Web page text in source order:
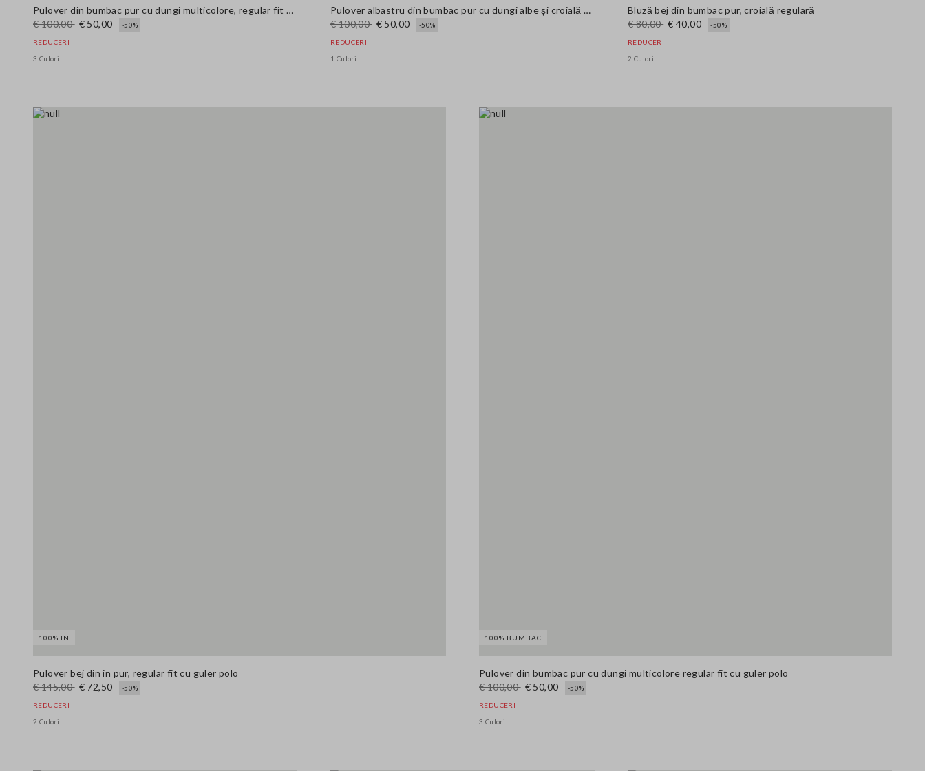
Pulover din bumbac pur cu dungi multicolore, regular fit cu guler polo
€ 100,00 € 50,00 -50%
REDUCERI
3 Culori
Pulover albastru din bumbac pur cu dungi albe și croială oversize
€ 100,00 € 50,00 -50%
REDUCERI
1 Culori
Bluză bej din bumbac pur, croială regulară
€ 80,00 € 40,00 -50%
REDUCERI
2 Culori
100% IN
Pulover bej din in pur, regular fit cu guler polo
€ 145,00 € 72,50 -50%
REDUCERI
2 Culori
100% BUMBAC
Pulover din bumbac pur cu dungi multicolore regular fit cu guler polo
€ 100,00 € 50,00 -50%
REDUCERI
3 Culori